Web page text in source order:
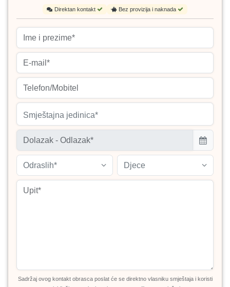
Direktan kontakt Bez provizija i naknada
Smještajna jedinica*
Odraslih* Djece
Sadržaj ovog kontakt obrasca poslat će se direktno vlasniku smještaja i koristi